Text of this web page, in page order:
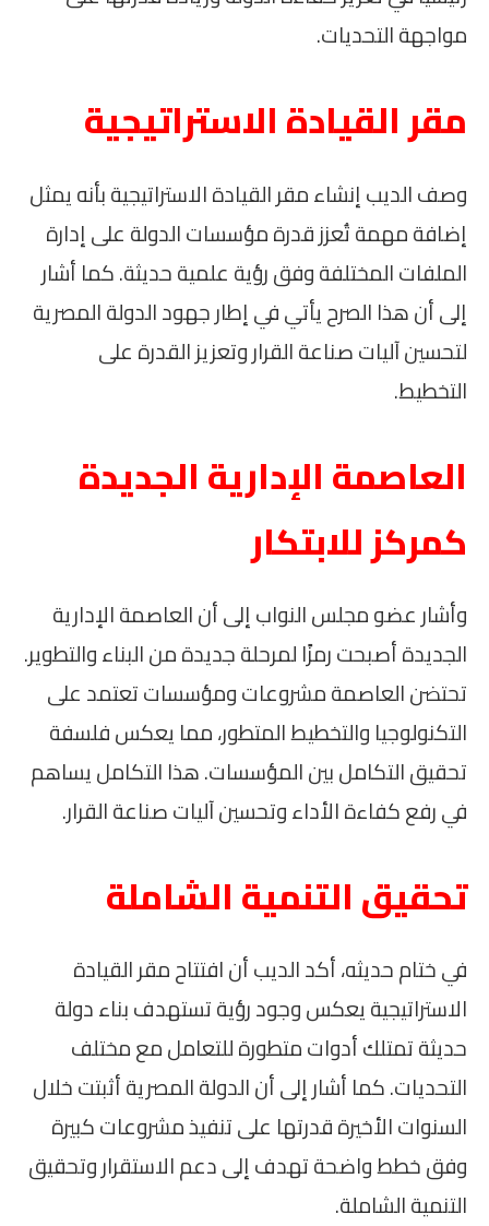
مواجهة التحديات.
مقر القيادة الاستراتيجية
وصف الديب إنشاء مقر القيادة الاستراتيجية بأنه يمثل
إضافة مهمة تُعزز قدرة مؤسسات الدولة على إدارة
الملفات المختلفة وفق رؤية علمية حديثة. كما أشار
إلى أن هذا الصرح يأتي في إطار جهود الدولة المصرية
لتحسين آليات صناعة القرار وتعزيز القدرة على
التخطيط.
العاصمة الإدارية الجديدة
كمركز للابتكار
وأشار عضو مجلس النواب إلى أن العاصمة الإدارية
الجديدة أصبحت رمزًا لمرحلة جديدة من البناء والتطوير.
تحتضن العاصمة مشروعات ومؤسسات تعتمد على
التكنولوجيا والتخطيط المتطور، مما يعكس فلسفة
تحقيق التكامل بين المؤسسات. هذا التكامل يساهم
في رفع كفاءة الأداء وتحسين آليات صناعة القرار.
تحقيق التنمية الشاملة
في ختام حديثه، أكد الديب أن افتتاح مقر القيادة
الاستراتيجية يعكس وجود رؤية تستهدف بناء دولة
حديثة تمتلك أدوات متطورة للتعامل مع مختلف
التحديات. كما أشار إلى أن الدولة المصرية أثبتت خلال
السنوات الأخيرة قدرتها على تنفيذ مشروعات كبيرة
وفق خطط واضحة تهدف إلى دعم الاستقرار وتحقيق
التنمية الشاملة.